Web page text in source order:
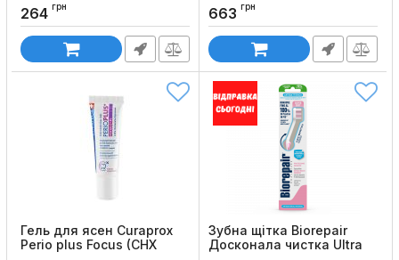
264 грн Код товару:
663 грн
Гель для ясен Curaprox
Perio plus Focus (CHX
Зубна щітка Biorepair
Досконала чистка Ultra